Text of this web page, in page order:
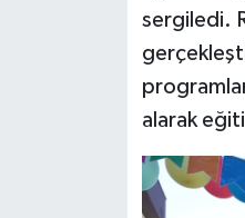
sergiledi.
alarak
TEKNOLOJİ